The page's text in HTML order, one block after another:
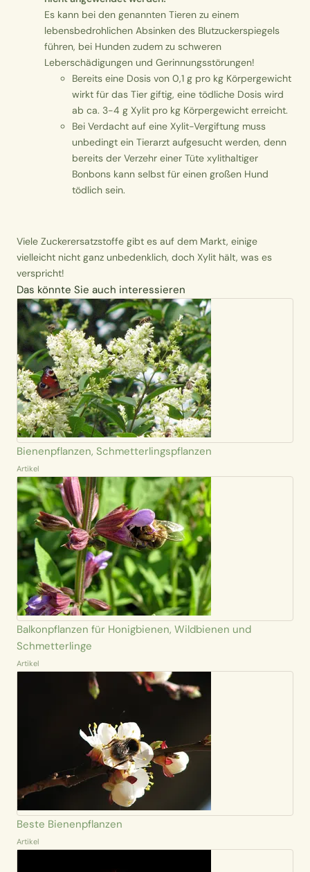
Es kann bei den genannten Tieren zu einem
lebensbedrohlichen Absinken des Blutzuckerspiegels
führen, bei Hunden zudem zu schweren
Leberschädigungen und Gerinnungsstörungen!
Bereits eine Dosis von 0,1 g pro kg Körpergewicht
wirkt für das Tier giftig, eine tödliche Dosis wird
ab ca. 3-4 g Xylit pro kg Körpergewicht erreicht.
Bei Verdacht auf eine Xylit-Vergiftung muss
unbedingt ein Tierarzt aufgesucht werden, denn
bereits der Verzehr einer Tüte xylithaltiger
Bonbons kann selbst für einen großen Hund
tödlich sein.
Viele Zuckerersatzstoffe gibt es auf dem Markt, einige
vielleicht nicht ganz unbedenklich, doch Xylit hält, was es
verspricht!
Das könnte Sie auch interessieren
Bienenpflanzen, Schmetterlingspflanzen
Artikel
Balkonpflanzen für Honigbienen, Wildbienen und
Schmetterlinge
Artikel
Beste Bienenpflanzen
Artikel